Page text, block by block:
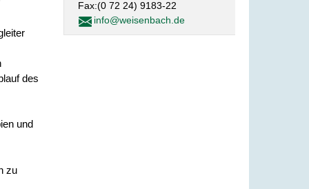
des
und
zu
Fax:(0 72 24) 9183-22
info@weisenbach.de